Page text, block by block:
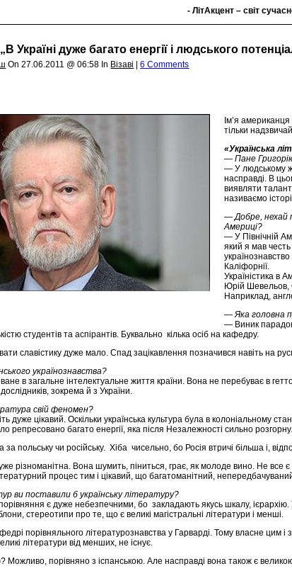
- ЛітАкцент – світ
Україні дуже багато енергії і людського
On 27.06.2011 @ 06:58 In Візаві |6 Comments
Ім’я
тільки
«Українська
— Пане
— У людському
насправді. В
виявляти
називаємо
— Добре, нехай
Америці?
— У Північній
який я мав
Каліфорнії.
Україністика в
Юрій Шевельов,
Наприклад,
— Яка головна
— Виник
студентів та аспірантів. Буквально кілька осіб на кафедру.
славістику дуже мало. Спад зацікавлення позначився навіть на
українознавства?
в загальне інтелектуальне життя країни. Вона не перебуває в
зокрема й з України.
свій феномен?
дуже цікавий. Оскільки українська культура була в колоніальному
репресовано багато енергії, яка після Незалежності сильно
польську чи російську. Хіба чисельно, бо Росія втричі більша і,
різноманітна. Вона шумить, піниться, грає, як молоде вино. Не
процес тим і цікавий, що багатоманітний,
ви поставили б українську літературу?
є дуже небезпечними, бо закладають якусь шкалу,
стереотипи про те, що є великі магістральні літератури і менші.
порівняльного літературознавства у Гарварді. Тому власне цим і
літератури від менших, не існує.
Можливо, порівняно з іспанською. Але насправді вона також є